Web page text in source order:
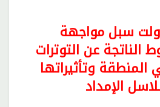
سبل مواجهة
الناتجة عن التوترات
وتأثيراتها
الإمداد